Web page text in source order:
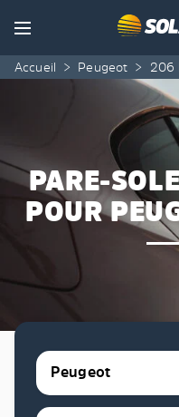
Menu
Accueil > Peugeot > 206
PARE-
POUR
Peugeot